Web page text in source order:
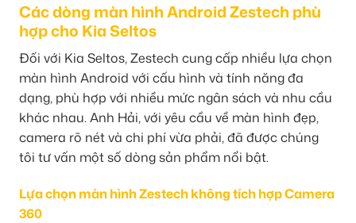
Các dòng màn hình Android Zestech phù
hợp cho Kia Seltos
Đối với Kia Seltos, Zestech cung cấp nhiều lựa chọn
màn hình Android với cấu hình và tính năng đa
dạng, phù hợp với nhiều mức ngân sách và nhu cầu
khác nhau. Anh Hải, với yêu cầu về màn hình đẹp,
camera rõ nét và chi phí vừa phải, đã được chúng
tôi tư vấn một số dòng sản phẩm nổi bật.
Lựa chọn màn hình Zestech không tích hợp Camera
360